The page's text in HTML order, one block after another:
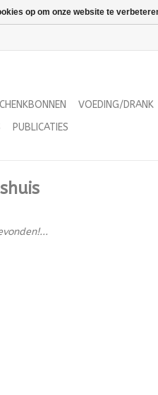
VOEDING/DRANK
PUBLICATIES
op om onze website te